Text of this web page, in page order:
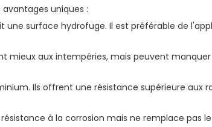
uniques :
surface hydrofuge. Il est préférable de
aux intempéries, mais peuvent
Ils offrent une résistance supérieure aux
à la corrosion mais ne remplace pas